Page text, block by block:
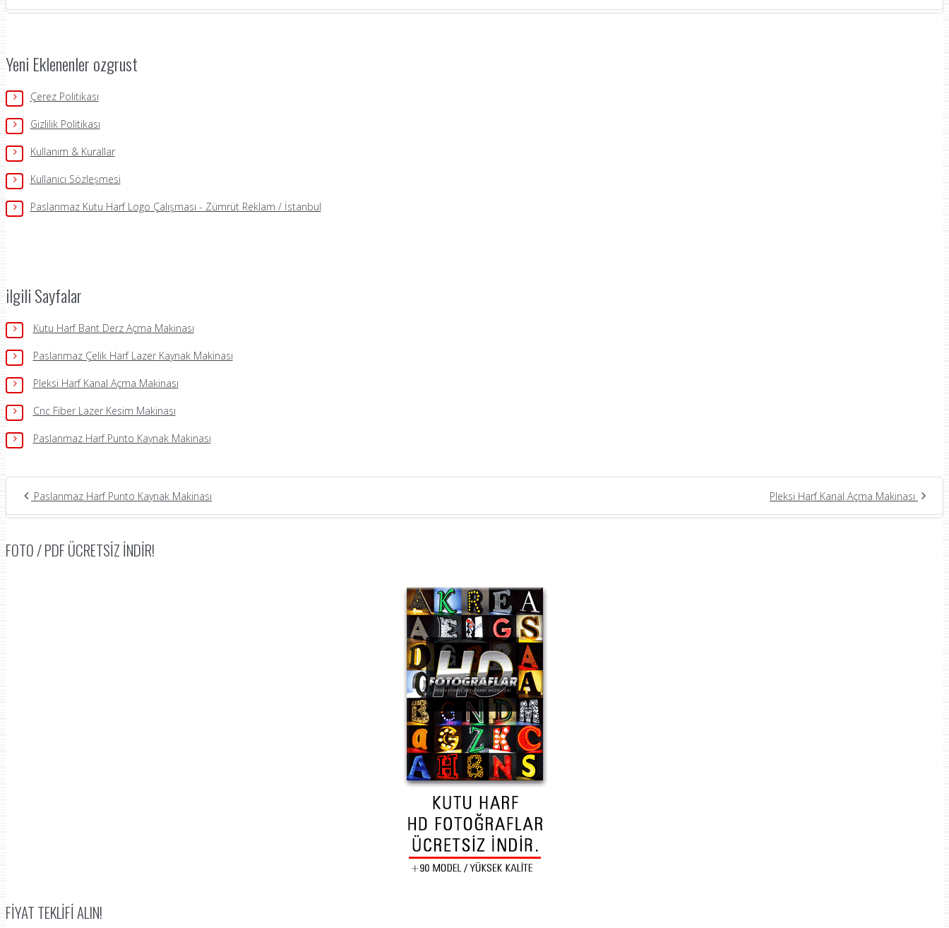
Yeni Eklenenler ozgrust
Çerez Politikası
Gizlilik Politikası
Kullanım & Kurallar
Kullanıcı Sözleşmesi
Paslanmaz Kutu Harf Logo Çalışması - Zümrüt Reklam / İstanbul
ilgili Sayfalar
Kutu Harf Bant Derz Açma Makinası
Paslanmaz Çelik Harf Lazer Kaynak Makinası
Pleksi Harf Kanal Açma Makinası
Cnc Fiber Lazer Kesim Makinası
Paslanmaz Harf Punto Kaynak Makinası
Paslanmaz Harf Punto Kaynak Makinası Pleksi Harf Kanal Açma Makinası
FOTO / PDF ÜCRETSIZ İNDIR!
FIYAT TEKLIFI ALIN!